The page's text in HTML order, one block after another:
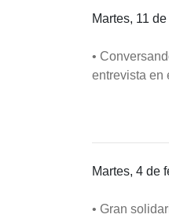
Martes, 11
•
entrevista en
Martes, 4 de
• Gran